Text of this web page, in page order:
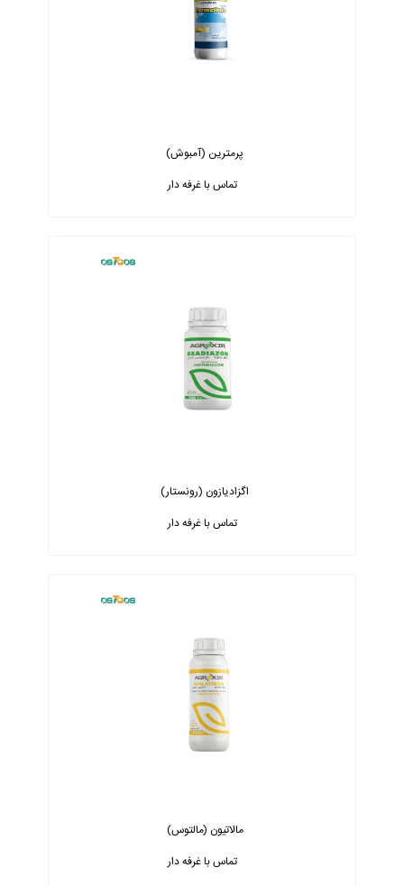
پرمترین (آمبوش)
تماس با غرفه دار
اگزادیازون (رونستار)
تماس با غرفه دار
مالاتیون (مالتوس)
تماس با غرفه دار